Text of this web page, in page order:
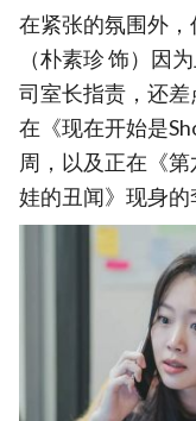
在紧张的氛围外
（朴素珍 饰）因
司室长指责，还
在《现在开始是
周，以及正在《
娃的丑闻》现身的